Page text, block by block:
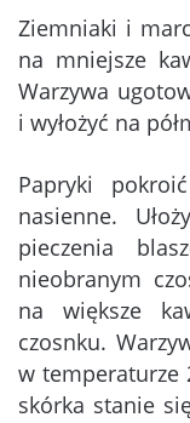
Ziemniaki i
na mniejsze
Warzywa
i wyłożyć na
Papryki
nasienne.
pieczenia
nieobranym
na większe
czosnku.
w temperaturze
skórka stanie